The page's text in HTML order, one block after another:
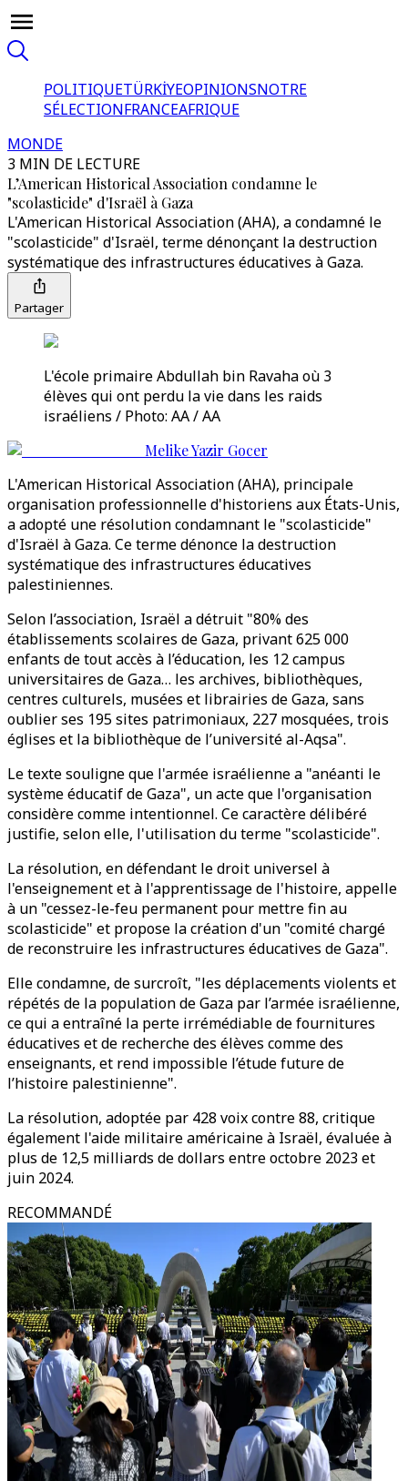
POLITIQUETÜRKİYEOPINIONSNOTRE
SÉLECTIONFRANCEAFRIQUE
MONDE
3 MIN DE LECTURE
L’American Historical Association condamne le
"scolasticide" d'Israël à Gaza
L'American Historical Association (AHA), a condamné le
"scolasticide" d'Israël, terme dénonçant la destruction
systématique des infrastructures éducatives à Gaza.
Partager
L'école primaire Abdullah bin Ravaha où 3
élèves qui ont perdu la vie dans les raids
israéliens / Photo: AA / AA
Melike Yazir Gocer
L'American Historical Association (AHA), principale
organisation professionnelle d'historiens aux États-Unis,
a adopté une résolution condamnant le "scolasticide"
d'Israël à Gaza. Ce terme dénonce la destruction
systématique des infrastructures éducatives
palestiniennes.
Selon l’association, Israël a détruit "80% des
établissements scolaires de Gaza, privant 625 000
enfants de tout accès à l’éducation, les 12 campus
universitaires de Gaza… les archives, bibliothèques,
centres culturels, musées et librairies de Gaza, sans
oublier ses 195 sites patrimoniaux, 227 mosquées, trois
églises et la bibliothèque de l’université al-Aqsa".
Le texte souligne que l'armée israélienne a "anéanti le
système éducatif de Gaza", un acte que l'organisation
considère comme intentionnel. Ce caractère délibéré
justifie, selon elle, l'utilisation du terme "scolasticide".
La résolution, en défendant le droit universel à
l'enseignement et à l'apprentissage de l'histoire, appelle
à un "cessez-le-feu permanent pour mettre fin au
scolasticide" et propose la création d'un "comité chargé
de reconstruire les infrastructures éducatives de Gaza".
Elle condamne, de surcroît, "les déplacements violents et
répétés de la population de Gaza par l’armée israélienne,
ce qui a entraîné la perte irrémédiable de fournitures
éducatives et de recherche des élèves comme des
enseignants, et rend impossible l’étude future de
l’histoire palestinienne".
La résolution, adoptée par 428 voix contre 88, critique
également l'aide militaire américaine à Israël, évaluée à
plus de 12,5 milliards de dollars entre octobre 2023 et
juin 2024.
RECOMMANDÉ